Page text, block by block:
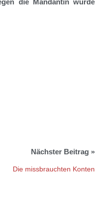
die Mandantin wurde
Die missbrauchten Konten